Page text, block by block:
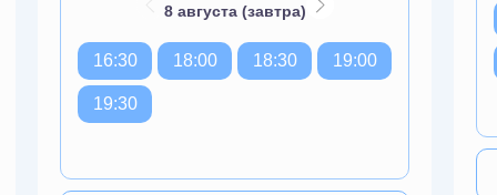
8 августа (завтра)
16:30 18:00 18:30 19:00
19:30